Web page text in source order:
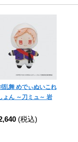
乱舞 めでぃぬいこれ
ょん ～刀ミュ～ 岩
(税込)